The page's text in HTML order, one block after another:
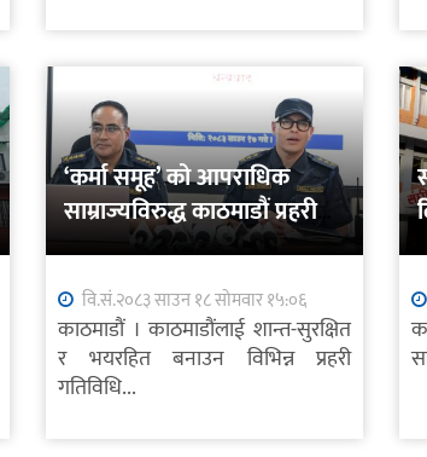
‘कर्मा समूह’ को आपराधिक
साम्राज्यविरुद्ध काठमाडौं प्रहरीको
प्रहार
वि.सं.२०८३ साउन १८ सोमवार १५:०६
काठमाडौं । काठमाडौंलाई शान्त-सुरक्षित
र भयरहित बनाउन विभिन्न प्रहरी
गतिविधि...